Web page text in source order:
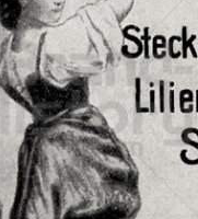
STECKENPFERD-SEIFE
Bergmann &
Dresden
1911